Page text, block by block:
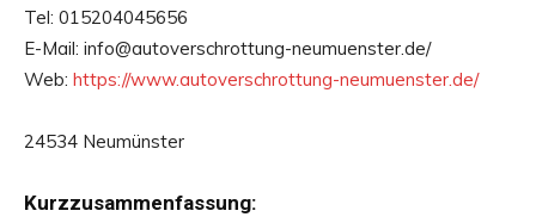
Tel: 015204045656
E-Mail: info@autoverschrottung-neumuenster.de/
Web: https://www.autoverschrottung-neumuenster.de/
24534 Neumünster
Kurzzusammenfassung: